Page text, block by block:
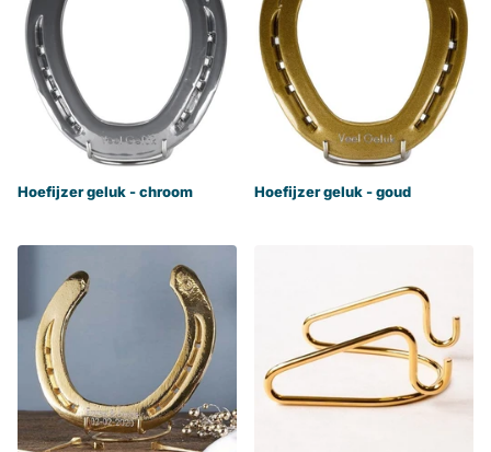
Hoefijzer geluk - chroom Hoefijzer geluk - goud